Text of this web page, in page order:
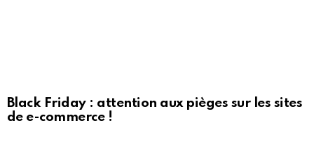
Black Friday : attention aux pièges sur les sites
de e-commerce !